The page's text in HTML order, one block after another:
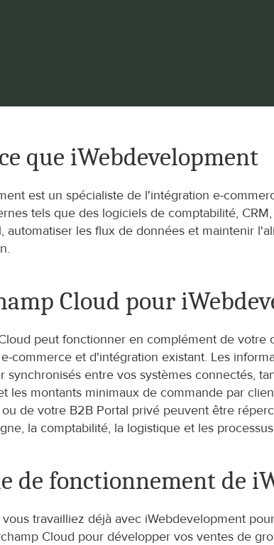
que iWebdevelopment
est un spécialiste de l'intégration e-
tels que des logiciels de comptabilité,
automatiser les flux de données et maintenir
Cloud pour
peut fonctionner en complément de
commerce et d'intégration existant. Les
synchronisés entre vos systèmes connectés,
les montants minimaux de commande par
de votre B2B Portal privé peuvent être
la comptabilité, la logistique et les
de fonctionnement de
travailliez déjà avec iWebdevelopment
Cloud pour développer vos ventes de